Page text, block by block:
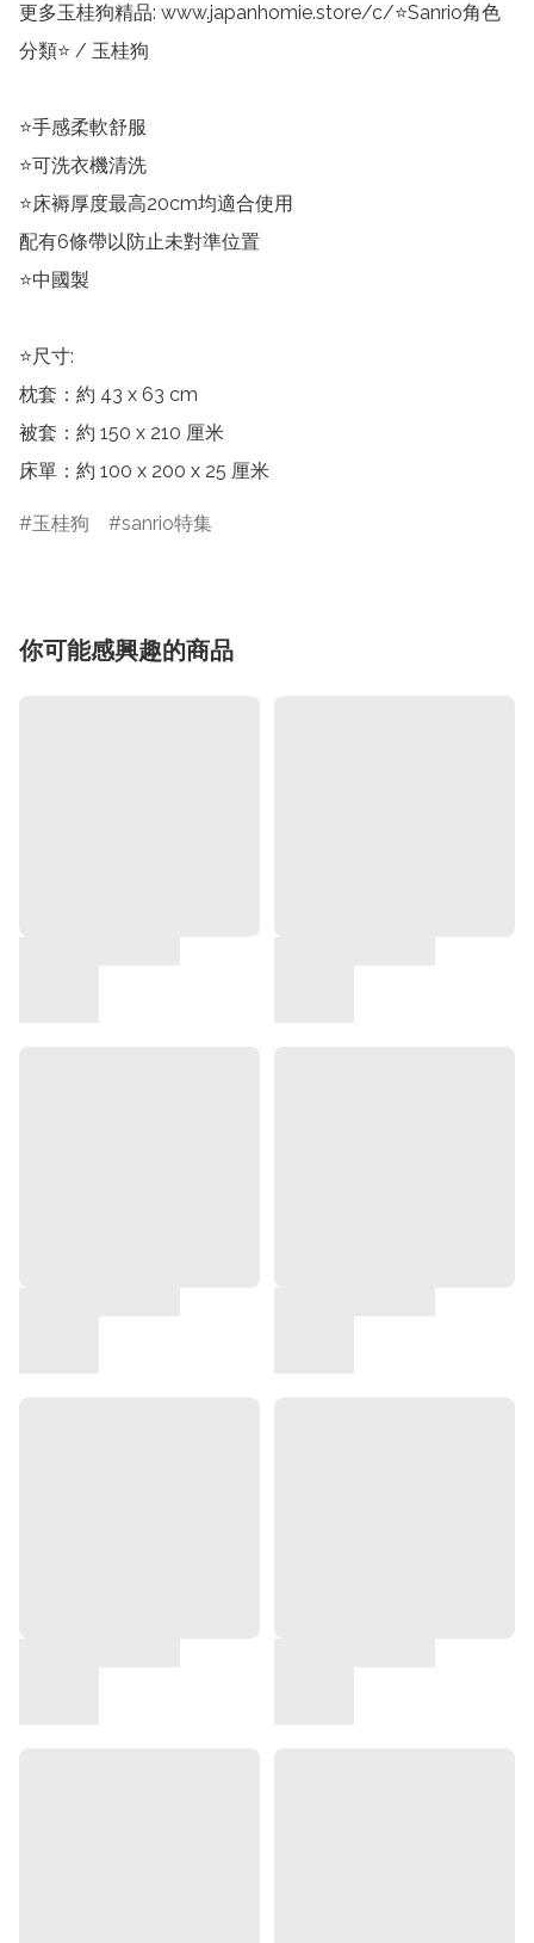
更多玉桂狗精品: www.japanhomie.store/c/⭐Sanrio角色
分類⭐ / 玉桂狗
⭐手感柔軟舒服
⭐可洗衣機清洗
⭐床褥厚度最高20cm均適合使用
配有6條帶以防止未對準位置
⭐中國製
⭐尺寸:
枕套：約 43 x 63 cm
被套：約 150 x 210 厘米
床單：約 100 x 200 x 25 厘米
玉桂狗 sanrio特集
你可能感興趣的商品